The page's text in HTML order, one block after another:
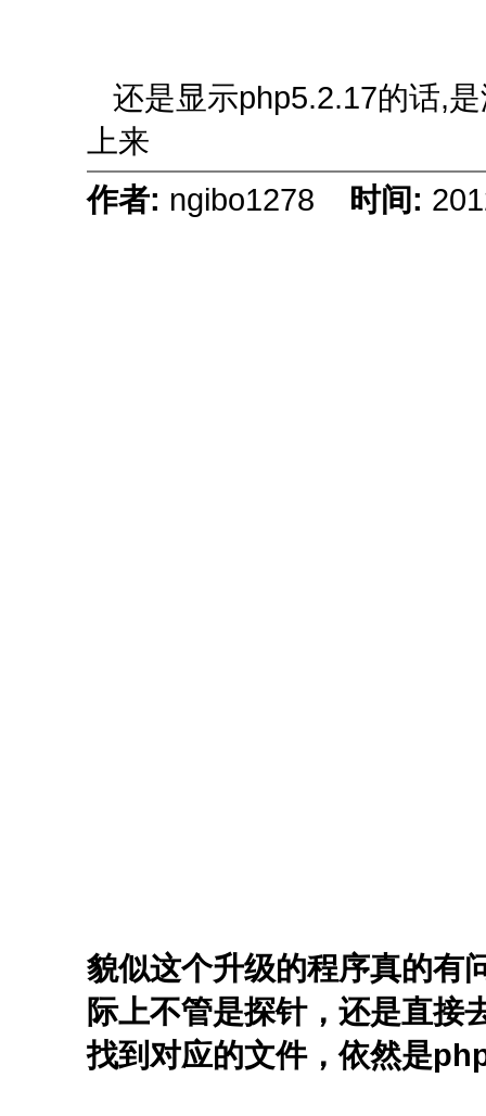
还是显示php5.2.17的话,
上来
作者: ngibo1278 时间:
貌似这个升级的程序真的
际上不管是探针，还是直
找到对应的文件，依然是